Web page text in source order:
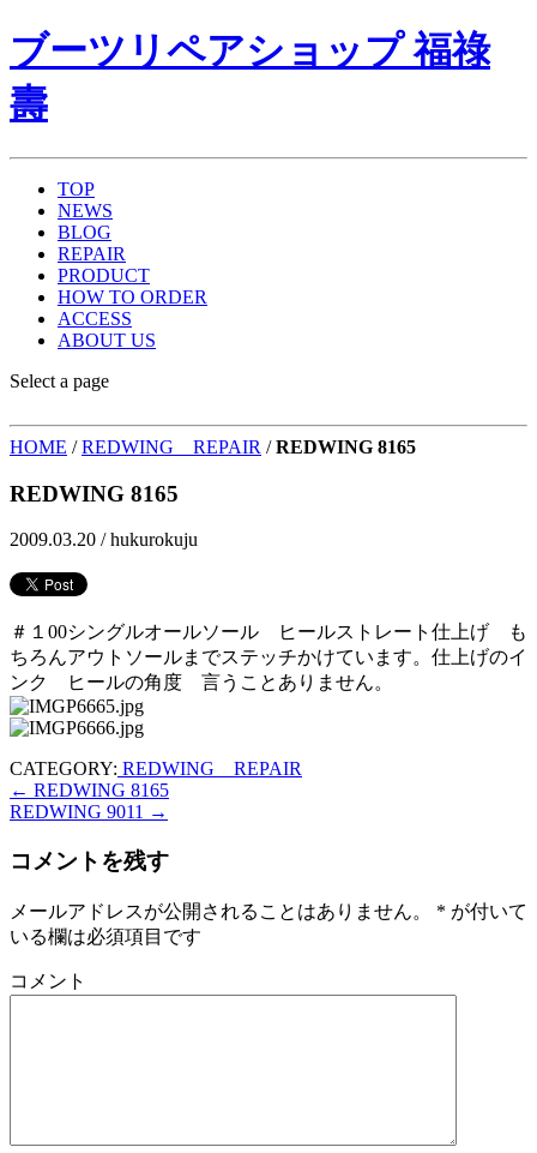
ブーツリペアショップ 福祿
壽
TOP
NEWS
BLOG
REPAIR
PRODUCT
HOW TO ORDER
ACCESS
ABOUT US
Select a page
HOME /REDWING REPAIR /REDWING 8165
REDWING 8165
2009.03.20 /hukurokuju
＃１00シングルオールソール ヒールストレート仕上げ も
ちろんアウトソールまでステッチかけています。仕上げのイ
ンク ヒールの角度 言うことありません。
CATEGORY: REDWING REPAIR
← REDWING 8165
REDWING 9011 →
コメントを残す
メールアドレスが公開されることはありません。 * が付いて
いる欄は必須項目です
コメント